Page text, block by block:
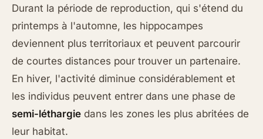
Durant la période de reproduction, qui s'étend du
printemps à l'automne, les hippocampes
deviennent plus territoriaux et peuvent parcourir
de courtes distances pour trouver un partenaire.
En hiver, l'activité diminue considérablement et
les individus peuvent entrer dans une phase de
semi-léthargie dans les zones les plus abritées de
leur habitat.